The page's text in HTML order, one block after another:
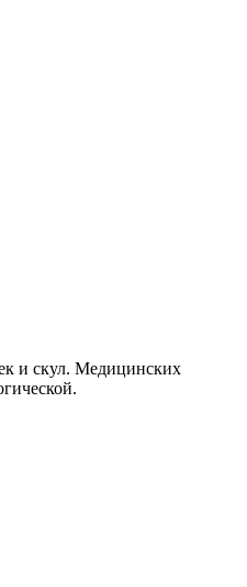
и скул. Медицинских